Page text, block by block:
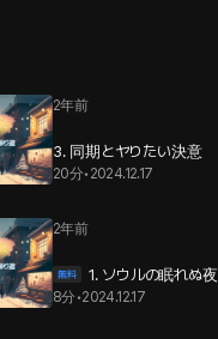
2年前
3. 同期とヤりたい決意
20分• 2024.12.17
2年前
1. ソウルの眠れぬ夜
8分•2024.12.17